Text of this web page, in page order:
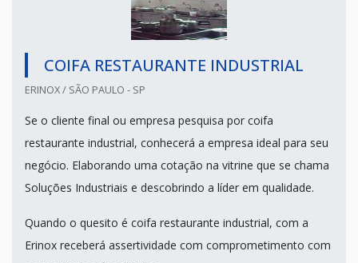
COIFA RESTAURANTE INDUSTRIAL
ERINOX / SÃO PAULO - SP
Se o cliente final ou empresa pesquisa por coifa
restaurante industrial, conhecerá a empresa ideal para seu
negócio. Elaborando uma cotação na vitrine que se chama
Soluções Industriais e descobrindo a líder em qualidade.
Quando o quesito é coifa restaurante industrial, com a
Erinox receberá assertividade com comprometimento com